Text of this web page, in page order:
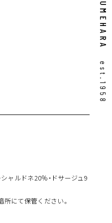
UMEHARA
est.1958
シャルドネ20％・ドサージュ9
所にて保管ください。